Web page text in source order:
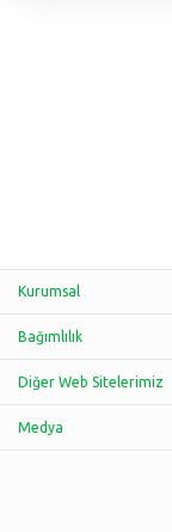
Kurumsal
Bağımlılık
Diğer Web Sitelerimiz
Medya